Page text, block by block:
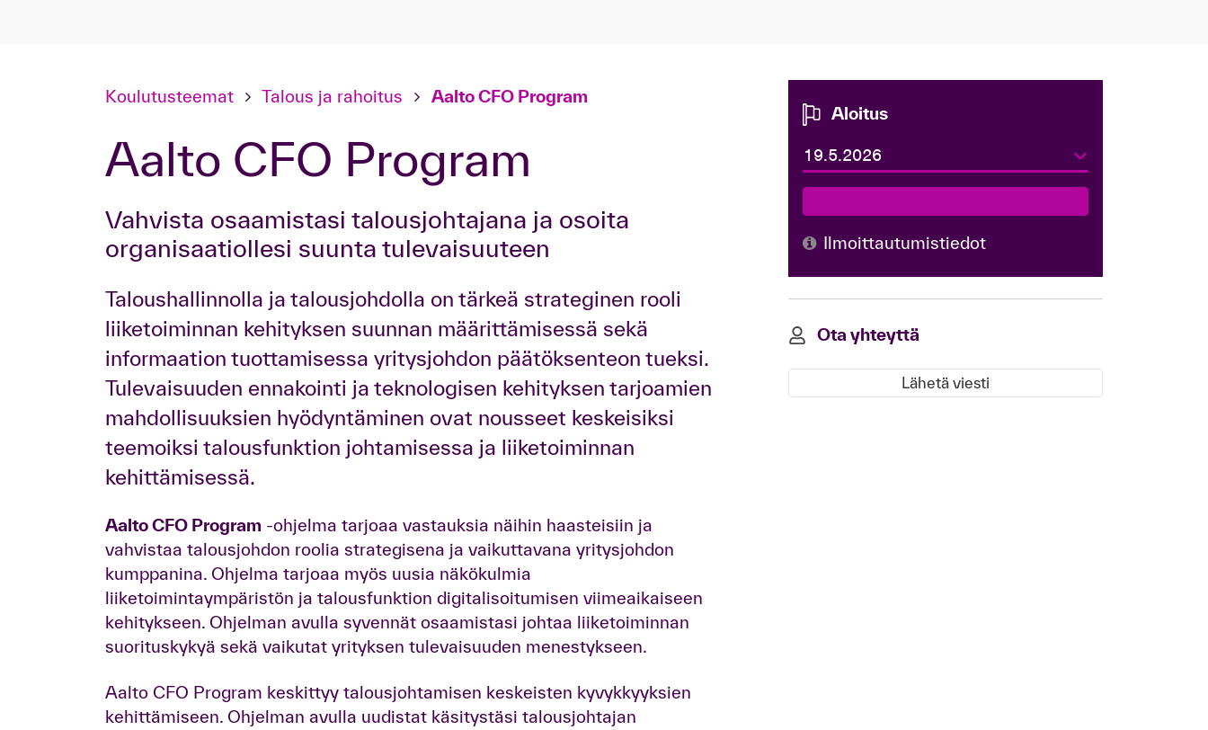
Koulutusteemat Talous ja rahoitus Aalto CFO Program
Aalto CFO Program
Vahvista osaamistasi talousjohtajana ja osoita
organisaatiollesi suunta tulevaisuuteen
Taloushallinnolla ja talousjohdolla on tärkeä strateginen rooli
liiketoiminnan kehityksen suunnan määrittämisessä sekä
informaation tuottamisessa yritysjohdon päätöksenteon tueksi.
Tulevaisuuden ennakointi ja teknologisen kehityksen tarjoamien
mahdollisuuksien hyödyntäminen ovat nousseet keskeisiksi
teemoiksi talousfunktion johtamisessa ja liiketoiminnan
kehittämisessä.
Aalto CFO Program -ohjelma tarjoaa vastauksia näihin haasteisiin ja
vahvistaa talousjohdon roolia strategisena ja vaikuttavana yritysjohdon
kumppanina. Ohjelma tarjoaa myös uusia näkökulmia
liiketoimintaympäristön ja talousfunktion digitalisoitumisen viimeaikaiseen
kehitykseen. Ohjelman avulla syvennät osaamistasi johtaa liiketoiminnan
suorituskykyä sekä vaikutat yrityksen tulevaisuuden menestykseen.
Aalto CFO Program keskittyy talousjohtamisen keskeisten kyvykkyyksien
kehittämiseen. Ohjelman avulla uudistat käsitystäsi talousjohtajan
Aloitus
Ilmoittautumistiedot
Ota yhteyttä
Lähetä viesti